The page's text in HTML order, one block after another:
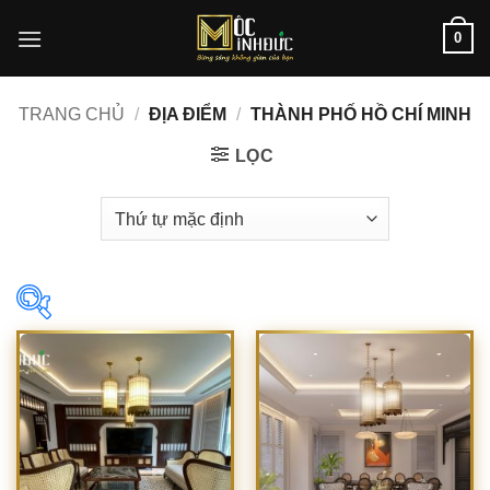
qua
0
TRANG CHỦ / ĐỊA ĐIỂM / THÀNH PHỐ HỒ CHÍ MINH
LỌC
In stock
On sale(1)